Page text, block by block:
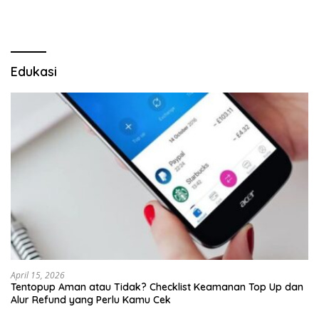
Edukasi
April 15, 2026
Tentopup Aman atau Tidak? Checklist Keamanan Top Up dan
Alur Refund yang Perlu Kamu Cek